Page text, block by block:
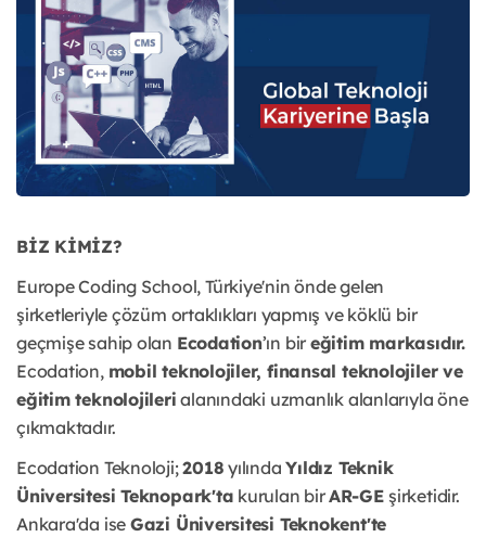
BİZ KİMİZ?
Europe Coding School, Türkiye'nin önde gelen
şirketleriyle çözüm ortaklıkları yapmış ve köklü bir
geçmişe sahip olan Ecodation’ın bir eğitim markasıdır.
Ecodation, mobil teknolojiler, finansal teknolojiler ve
eğitim teknolojileri alanındaki uzmanlık alanlarıyla öne
çıkmaktadır.
Ecodation Teknoloji;2018 yılındaYıldız Teknik
Üniversitesi Teknopark'ta kurulan birAR-GE şirketidir.
Ankara'da ise Gazi Üniversitesi Teknokent'te